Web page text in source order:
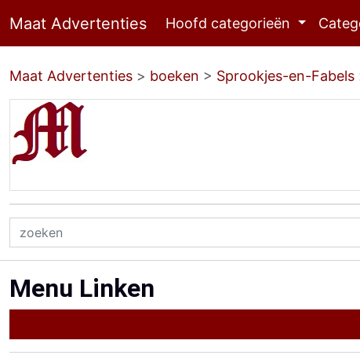
Maat Advertenties Hoofd categorieën
Maat Advertenties > boeken > Sprookjes-en-Fabels
Menu Linken